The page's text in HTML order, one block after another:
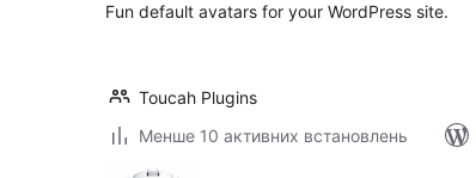
Fun default avatars for your WordPress site.
Toucah Plugins
Менше 10 активних встановлень